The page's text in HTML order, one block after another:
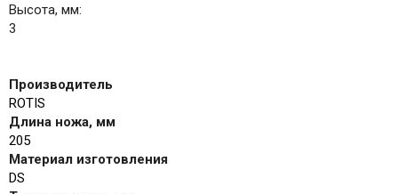
Высота, мм:
3
Производитель
ROTIS
Длина ножа, мм
205
Материал изготовления
DS